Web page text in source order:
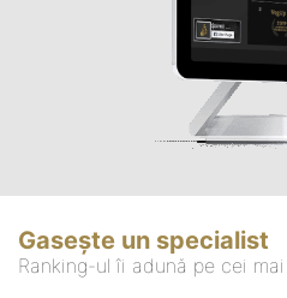
Gasește un specialist
Ranking-ul îi adună pe cei